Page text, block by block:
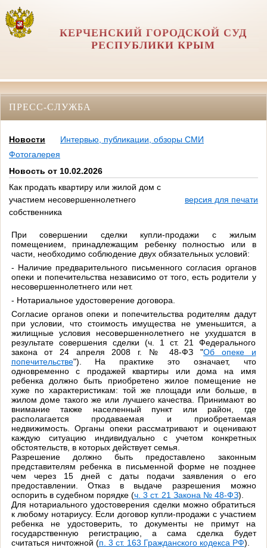
КЕРЧЕНСКИЙ ГОРОДСКОЙ СУД
РЕСПУБЛИКИ КРЫМ
ПРЕСС-СЛУЖБА
Новости
Интервью, публикации, обзоры СМИ
Фотогалерея
Новость от 10.02.2026
Как продать квартиру или жилой дом с
участием несовершеннолетнего
собственника
версия для печати
При совершении сделки купли-продажи с жилым
помещением, принадлежащим ребенку полностью или в
части, необходимо соблюдение двух обязательных условий:
- Наличие предварительного письменного согласия органов
опеки и попечительства независимо от того, есть родители у
несовершеннолетнего или нет.
- Нотариальное удостоверение договора.
Согласие органов опеки и попечительства родителям дадут
при условии, что стоимость имущества не уменьшится, а
жилищные условия несовершеннолетнего не ухудшатся в
результате совершения сделки (ч. 1 ст. 21 Федерального
закона от 24 апреля 2008 г. № 48-ФЗ "Об опеке и
попечительстве"). На практике это означает, что
одновременно с продажей квартиры или дома на имя
ребенка должно быть приобретено жилое помещение не
хуже по характеристикам: той же площади или больше, в
жилом доме такого же или лучшего качества. Принимают во
внимание также населенный пункт или район, где
располагается продаваемая и приобретаемая
недвижимость. Органы опеки рассматривают и оценивают
каждую ситуацию индивидуально с учетом конкретных
обстоятельств, в которых действует семья.
Разрешение должно быть предоставлено законным
представителям ребенка в письменной форме не позднее
чем через 15 дней с даты подачи заявления о его
предоставлении. Отказ в выдаче разрешения можно
оспорить в судебном порядке (ч. 3 ст. 21 Закона № 48-ФЗ).
Для нотариального удостоверения сделки можно обратиться
к любому нотариусу. Если договор купли-продажи с участием
ребенка не удостоверить, то документы не примут на
государственную регистрацию, а сама сделка будет
считаться ничтожной (п. 3 ст. 163 Гражданского кодекса РФ).